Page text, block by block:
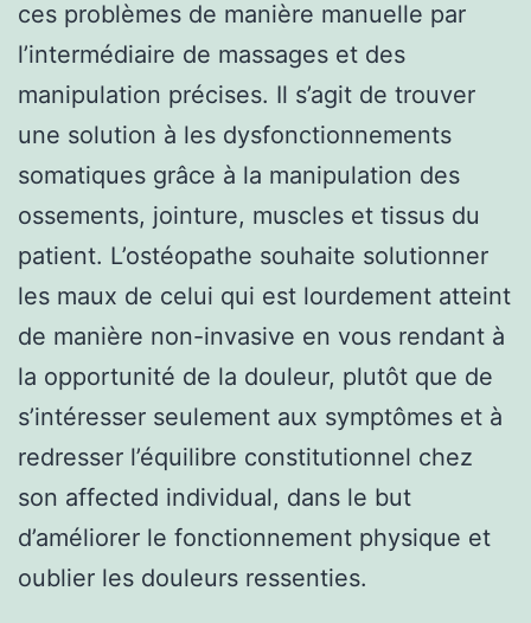
ces problèmes de manière manuelle par
l’intermédiaire de massages et des
manipulation précises. Il s’agit de trouver
une solution à les dysfonctionnements
somatiques grâce à la manipulation des
ossements, jointure, muscles et tissus du
patient. L’ostéopathe souhaite solutionner
les maux de celui qui est lourdement atteint
de manière non-invasive en vous rendant à
la opportunité de la douleur, plutôt que de
s’intéresser seulement aux symptômes et à
redresser l’équilibre constitutionnel chez
son affected individual, dans le but
d’améliorer le fonctionnement physique et
oublier les douleurs ressenties.